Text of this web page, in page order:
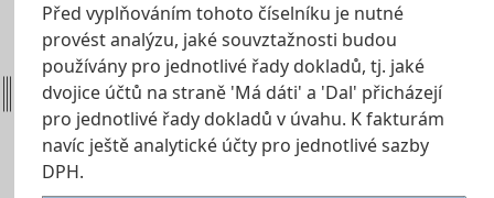
Před vyplňováním tohoto číselníku je nutné
provést analýzu, jaké souvztažnosti budou
používány pro jednotlivé řady dokladů, tj. jaké
dvojice účtů na straně 'Má dáti' a 'Dal' přicházejí
pro jednotlivé řady dokladů v úvahu. K fakturám
navíc ještě analytické účty pro jednotlivé sazby
DPH.